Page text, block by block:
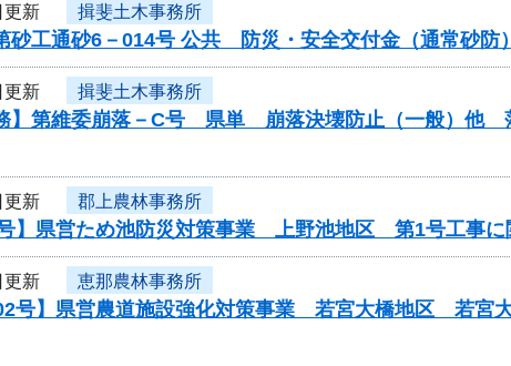
更新 揖斐土木事務所
砂工通砂6－014号 公共 防災・安全交付金（通常砂
更新 揖斐土木事務所
】第維委崩落－C号 県単 崩落決壊防止（一般）他
更新 郡上農林事務所
号】県営ため池防災対策事業 上野池地区 第1号工事に
更新 恵那農林事務所
号】県営農道施設強化対策事業 若宮大橋地区 若宮